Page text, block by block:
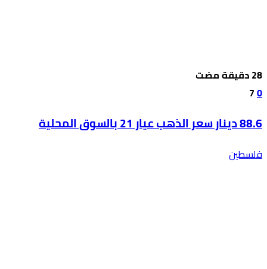
0
7
88.6 دينار سعر الذهب عيار 21 بالسوق المحلية
فلسطين